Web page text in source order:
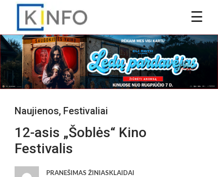
Naujienos, Festivaliai
12-asis „Šoblės“ Kino
Festivalis
PRANEŠIMAS ŽINIASKLAIDAI